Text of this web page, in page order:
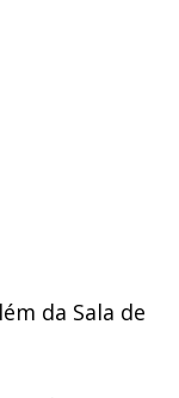
da Sala de